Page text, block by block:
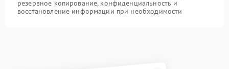
резервное копирование, конфиденциальность и
восстановление информации при необходимости